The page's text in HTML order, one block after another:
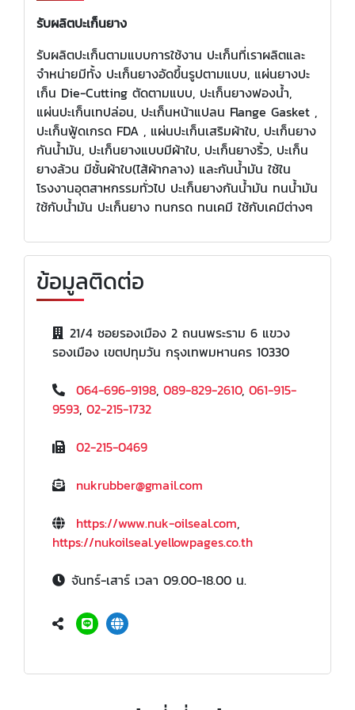
รับผลิตปะเก็นยาง
รับผลิตปะเก็นตามแบบการใช้งาน ปะเก็นที่เราผลิตและ
จำหน่ายมีทั้ง ปะเก็นยางอัดขึ้นรูปตามแบบ, แผ่นยางปะ
เก็น Die-Cutting ตัดตามแบบ, ปะเก็นยางฟองน้ำ,
แผ่นปะเก็นเทปล่อน, ปะเก็นหน้าแปลน Flange Gasket ,
ปะเก็นฟู้ดเกรด FDA , แผ่นปะเก็นเสริมผ้าใบ, ปะเก็นยาง
กันน้ำมัน, ปะเก็นยางแบบมีผ้าใบ, ปะเก็นยางริ้ว, ปะเก็น
ยางล้วน มีชั้นผ้าใบ(ไส้ผ้ากลาง) และกันน้ำมัน ใช้ใน
โรงงานอุตสาหกรรมทั่วไป ปะเก็นยางกันน้ำมัน ทนน้ำมัน
ใช้กับน้ำมัน ปะเก็นยาง ทนกรด ทนเคมี ใช้กับเคมีต่างๆ
ข้อมูลติดต่อ
21/4 ซอยรองเมือง 2 ถนนพระราม 6 แขวง
รองเมือง เขตปทุมวัน กรุงเทพมหานคร 10330
064-696-9198, 089-829-2610, 061-915-
9593, 02-215-1732
02-215-0469
nukrubber@gmail.com
https://www.nuk-oilseal.com,
https://nukoilseal.yellowpages.co.th
จันทร์-เสาร์ เวลา 09.00-18.00 น.